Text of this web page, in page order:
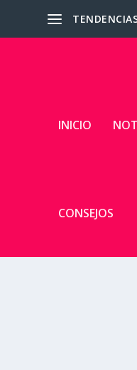
INICIO
CONSEJOS